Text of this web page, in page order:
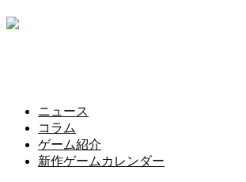
ニュース
コラム
ゲーム紹介
新作ゲームカレンダー